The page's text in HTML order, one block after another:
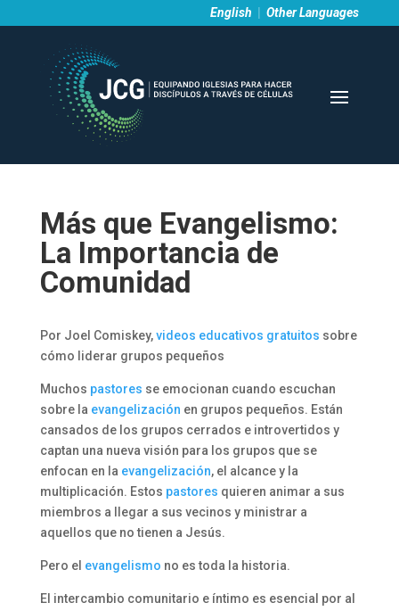
English |Other Languages
Más que Evangelismo:
La Importancia de
Comunidad
Por Joel Comiskey,videos educativos gratuitos sobre
cómo liderar grupos pequeños
Muchos pastores se emocionan cuando escuchan
sobre la evangelización en grupos pequeños. Están
cansados ​​de los grupos cerrados e introvertidos y
captan una nueva visión para los grupos que se
enfocan en la evangelización, el alcance y la
multiplicación. Estos pastores quieren animar a sus
miembros a llegar a sus vecinos y ministrar a
aquellos que no tienen a Jesús.
Pero el evangelismo no es toda la historia.
El intercambio comunitario e íntimo es esencial por al